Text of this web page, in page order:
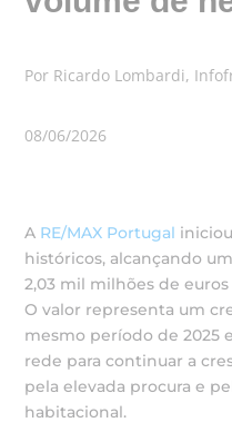
Por Ricardo Lombardi,
08/06/2026
A RE/MAX Portugal
históricos, alcançando
2,03 mil milhões de
O valor representa um
mesmo período de 2025
rede para continuar a
pela elevada procura e
habitacional.